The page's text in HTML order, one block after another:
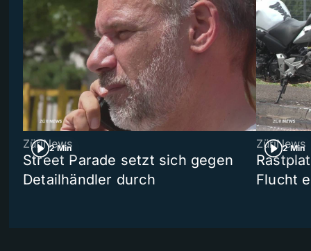
2 Min
ZüriNews
Street Parade setzt sich gegen
Detailhändler durch
2 Min
ZüriNews
Flucht